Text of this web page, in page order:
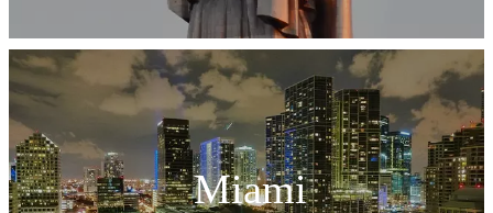
Miami